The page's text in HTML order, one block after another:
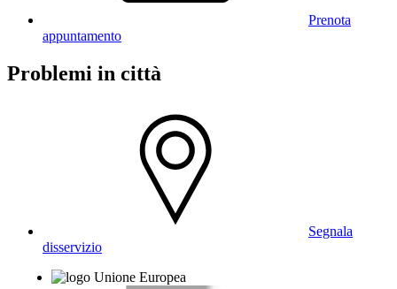
Prenota
appuntamento
Problemi in città
Segnala
disservizio